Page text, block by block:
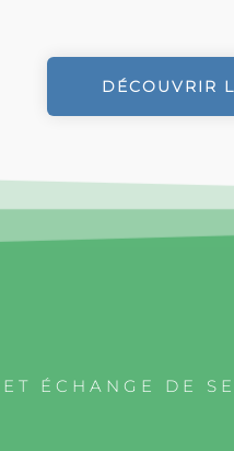
DÉCOUVRIR
ÉCHANGE DE